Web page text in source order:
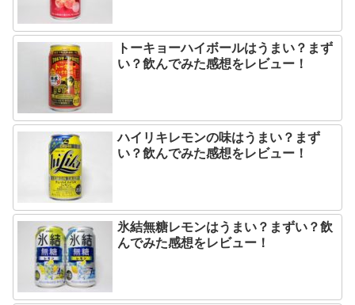
トーキョーハイボールはうまい？まず
い？飲んでみた感想をレビュー！
ハイリキレモンの味はうまい？まず
い？飲んでみた感想をレビュー！
氷結無糖レモンはうまい？まずい？飲
んでみた感想をレビュー！